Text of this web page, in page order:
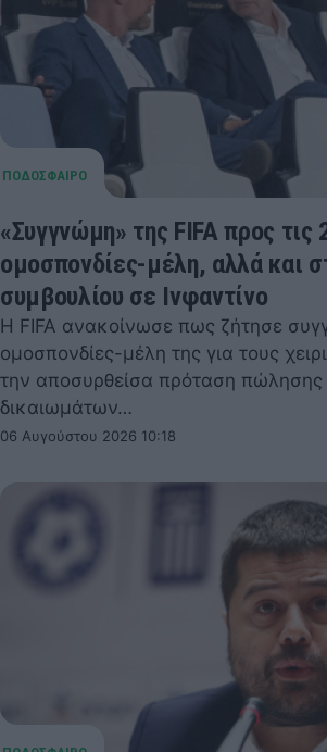
«Συγγνώμη» της FIFA προς τις
ομοσπονδίες-μέλη, αλλά και
συμβουλίου σε Ινφαντίνο
Η FIFA ανακοίνωσε πως ζήτησε
ομοσπονδίες-μέλη της για τους
την αποσυρθείσα πρόταση
δικαιωμάτων…
06 Αυγούστου 2026 10:18